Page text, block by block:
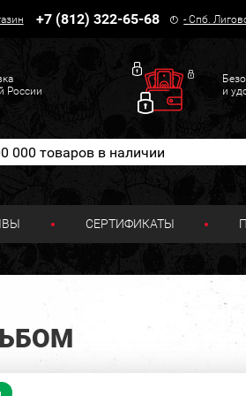
+7 (812) 322-65-68 -Спб.
России
и
СЕРТИФИКАТЫ